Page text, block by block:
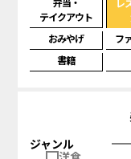
テイクアウト
レ
おみやげ フ
書籍
ジャンル